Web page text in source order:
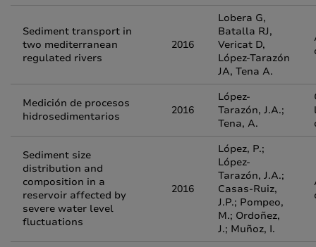
Sediment transport in
two mediterranean
regulated rivers
2016
Lobera G,
Batalla RJ,
Vericat D,
López-Tarazón
JA, Tena A.
Medición de procesos
hidrosedimentarios
2016
López-
Tarazón, J.A.;
Tena, A.
Sediment size
distribution and
composition in a
reservoir affected by
severe water level
fluctuations
2016
López, P.;
López-
Tarazón, J.A.;
Casas-Ruiz,
J.P.; Pompeo,
M.; Ordoñez,
J.; Muñoz, I.